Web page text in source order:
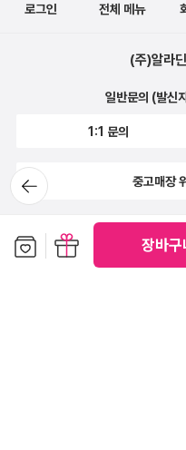
장바구
2시간씩 지나가는 것 같아요.
2시간, 그렇게 두 배 가까운
고 생각하는 것에서 시작하는
보이지 않아서 잘 알기 어렵다
면 조금 더 구체적으로 보일지
할 수 도 있는데, 시간이 그만
하는 시간을 계산할 수 있어요.
무형자원이라는 것을 실감하
뒤로가
기
로그인 전체 메뉴
(주)알라
일반문의 (발신
1:1 문의
중고매장